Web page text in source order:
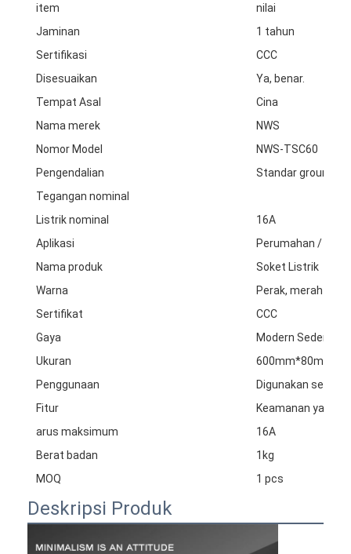
item
nilai
Jaminan
1 tahun
Sertifikasi
CCC
Disesuaikan
Ya, benar.
Tempat Asal
Cina
Nama merek
NWS
Nomor Model
NWS-TSC60
Pengendalian
Standar grounding
Tegangan nominal
Listrik nominal
16A
Aplikasi
Perumahan /
Nama produk
Soket Listrik
Warna
Perak, merah
Sertifikat
CCC
Gaya
Modern
Ukuran
Penggunaan
Digunakan secara
Fitur
Keamanan yang
arus maksimum
16A
Berat badan
1kg
MOQ
1 pcs
Deskripsi Produk